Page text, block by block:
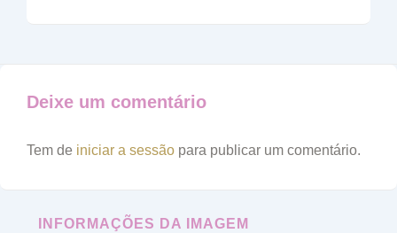
Deixe um comentário
Tem de iniciar a sessão para publicar um comentário.
INFORMAÇÕES DA IMAGEM